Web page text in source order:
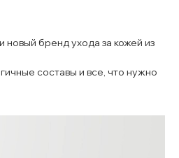
новый бренд ухода за кожей из
составы и все, что нужно